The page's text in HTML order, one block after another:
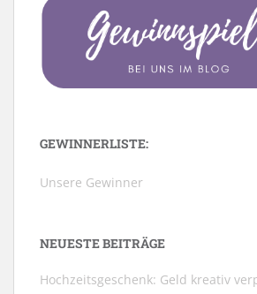
GEWINNERLISTE:
Unsere Gewinner
NEUESTE BEITRÄGE
Hochzeitsgeschenk: Geld kreativ